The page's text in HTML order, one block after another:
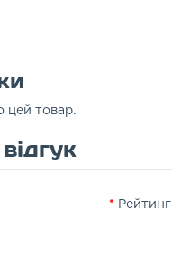
цей товар.
Рейтинг